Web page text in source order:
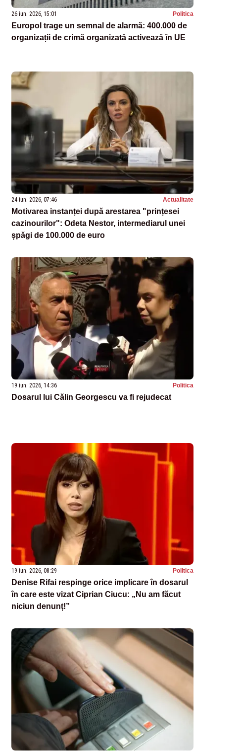
26 iun. 2026, 15:01 Politica
Europol trage un semnal de alarmă: 400.000 de
organizații de crimă organizată activează în UE
24 iun. 2026, 07:46 Actualitate
Motivarea instanței după arestarea "prințesei
cazinourilor": Odeta Nestor, intermediarul unei
șpăgi de 100.000 de euro
19 iun. 2026, 14:36 Politica
Dosarul lui Călin Georgescu va fi rejudecat
19 iun. 2026, 08:29 Politica
Denise Rifai respinge orice implicare în dosarul
în care este vizat Ciprian Ciucu: „Nu am făcut
niciun denunț!”